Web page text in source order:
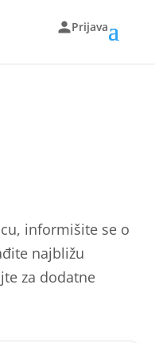
Prijava
informišite se o
najbližu
za dodatne